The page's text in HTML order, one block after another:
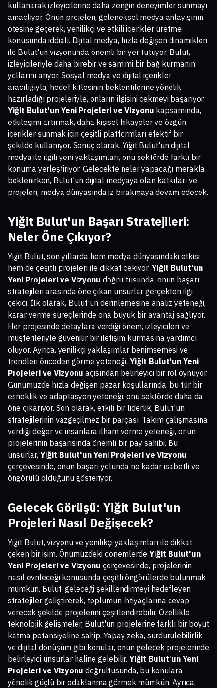
kullanarak izleyicilerine daha zengin deneyimler sunmayı
amaçlıyor. Onun projeleri, geleneksel medya anlayışının
ötesine geçerek, yenilikçi ve etkili içerikler üretme
konusunda iddialı. Dijital medya, hızla değişen dinamikleri
ile Bulut'un vizyonunda önemli bir yer tutuyor. Bulut,
izleyicileriyle daha birebir ve samimi bir bağ kurmanın
yollarını arıyor. Sosyal medya ve dijital içerikler
aracılığıyla, hedef kitlesinin beklentilerine yönelik
hazırladığı projeleriyle, onların ilgisini çekmeyi başarıyor.
Yiğit Bulut'un Yeni Projeleri ve Vizyonu kapsamında,
etkileşimi artırmak, daha kişisel hikayeler ve özgün
içerikler sunmak için çeşitli platformları efektif bir
şekilde kullanıyor. Sonuç olarak, Yiğit Bulut'un dijital
medya ile ilgili yeni yaklaşımları, onu sektörde farklı bir
konuma yerleştiriyor. Gelecekte neler yapacağı merakla
beklenirken, Bulut'un dijital medyaya olan katkıları ve
projeleri, medya dünyasında iz bırakmaya devam edecek.
Yiğit Bulut'un Başarı Stratejileri:
Neler Öne Çıkıyor?
Yiğit Bulut, son yıllarda hem medya dünyasındaki etkisi
hem de çeşitli projeleri ile dikkat çekiyor. Yiğit Bulut'un
Yeni Projeleri ve Vizyonu doğrultusunda, onun başarı
stratejileri arasında öne çıkan unsurlar gerçekten ilgi
çekici. İlk olarak, Bulut’un derinlemesine analiz yeteneği,
karar verme süreçlerinde ona büyük bir avantaj sağlıyor.
Her projesinde detaylara verdiği önem, izleyicileri ve
müşterileriyle güvenilir bir iletişim kurmasına yardımcı
oluyor. Ayrıca, yenilikçi yaklaşımlar benimsemesi ve
trendleri önceden görme yeteneği, Yiğit Bulut'un Yeni
Projeleri ve Vizyonu açısından belirleyici bir rol oynuyor.
Günümüzde hızla değişen pazar koşullarında, bu tür bir
esneklik ve adaptasyon yeteneği, onu sektörde daha da
öne çıkarıyor. Son olarak, etkili bir liderlik, Bulut’un
stratejilerinin vazgeçilmez bir parçası. Takım çalışmasına
verdiği değer ve insanlara ilham verme yeteneği, onun
projelerinin başarısında önemli bir pay sahibi. Bu
unsurlar, Yiğit Bulut'un Yeni Projeleri ve Vizyonu
çerçevesinde, onun başarı yolunda ne kadar isabetli ve
öngörülü olduğunu gösteriyor.
Gelecek Görüşü: Yiğit Bulut'un
Projeleri Nasıl Değişecek?
Yiğit Bulut, vizyonu ve yenilikçi yaklaşımları ile dikkat
çeken bir isim. Önümüzdeki dönemlerde Yiğit Bulut'un
Yeni Projeleri ve Vizyonu çerçevesinde, projelerinin
nasıl evrileceği konusunda çeşitli öngörülerde bulunmak
mümkün. Bulut, geleceği şekillendirmeyi hedefleyen
stratejiler geliştirerek, toplumun ihtiyaçlarına cevap
verecek şekilde projelerini çeşitlendirebilir. Özellikle
teknolojik gelişmeler, Bulut'un projelerine farklı bir boyut
katma potansiyeline sahip. Yapay zeka, sürdürülebilirlik
ve dijital dönüşüm gibi konular, onun gelecek projelerinde
belirleyici unsurlar haline gelebilir. Yiğit Bulut'un Yeni
Projeleri ve Vizyonu doğrultusunda, bu konulara
yönelik güçlü bir odaklanma görmek mümkün. Ayrıca,